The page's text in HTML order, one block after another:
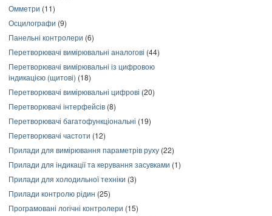
Омметри (11)
Осцилографи (9)
Панельні контролери (6)
Перетворювачі вимірювальні аналогові (44)
Перетворювачі вимірювальні із цифровою
індикацією (щитові) (18)
Перетворювачі вимірювальні цифрові (20)
Перетворювачі інтерфейсів (8)
Перетворювачі багатофункціональні (19)
Перетворювачі частоти (12)
Прилади для вимірювання параметрів руху (22)
Прилади для індикації та керування засувками (1)
Прилади для холодильної техніки (3)
Прилади контролю рідин (25)
Програмовані логічні контролери (15)